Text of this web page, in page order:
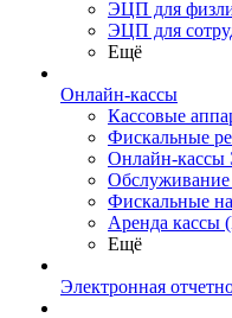
ЭЦП для
ЭЦП для
Ещё
Онлайн-кассы
Кассовые
Фискальные
Онлайн-кассы
Обслуживание
Фискальные
Аренда кассы
Ещё
Электронная